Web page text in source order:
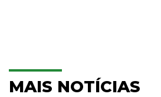
MAIS NOTÍCIAS